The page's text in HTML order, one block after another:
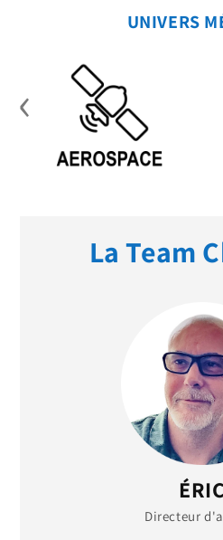
UNIVERS
‹
La Team
ÉRIC
Directeur